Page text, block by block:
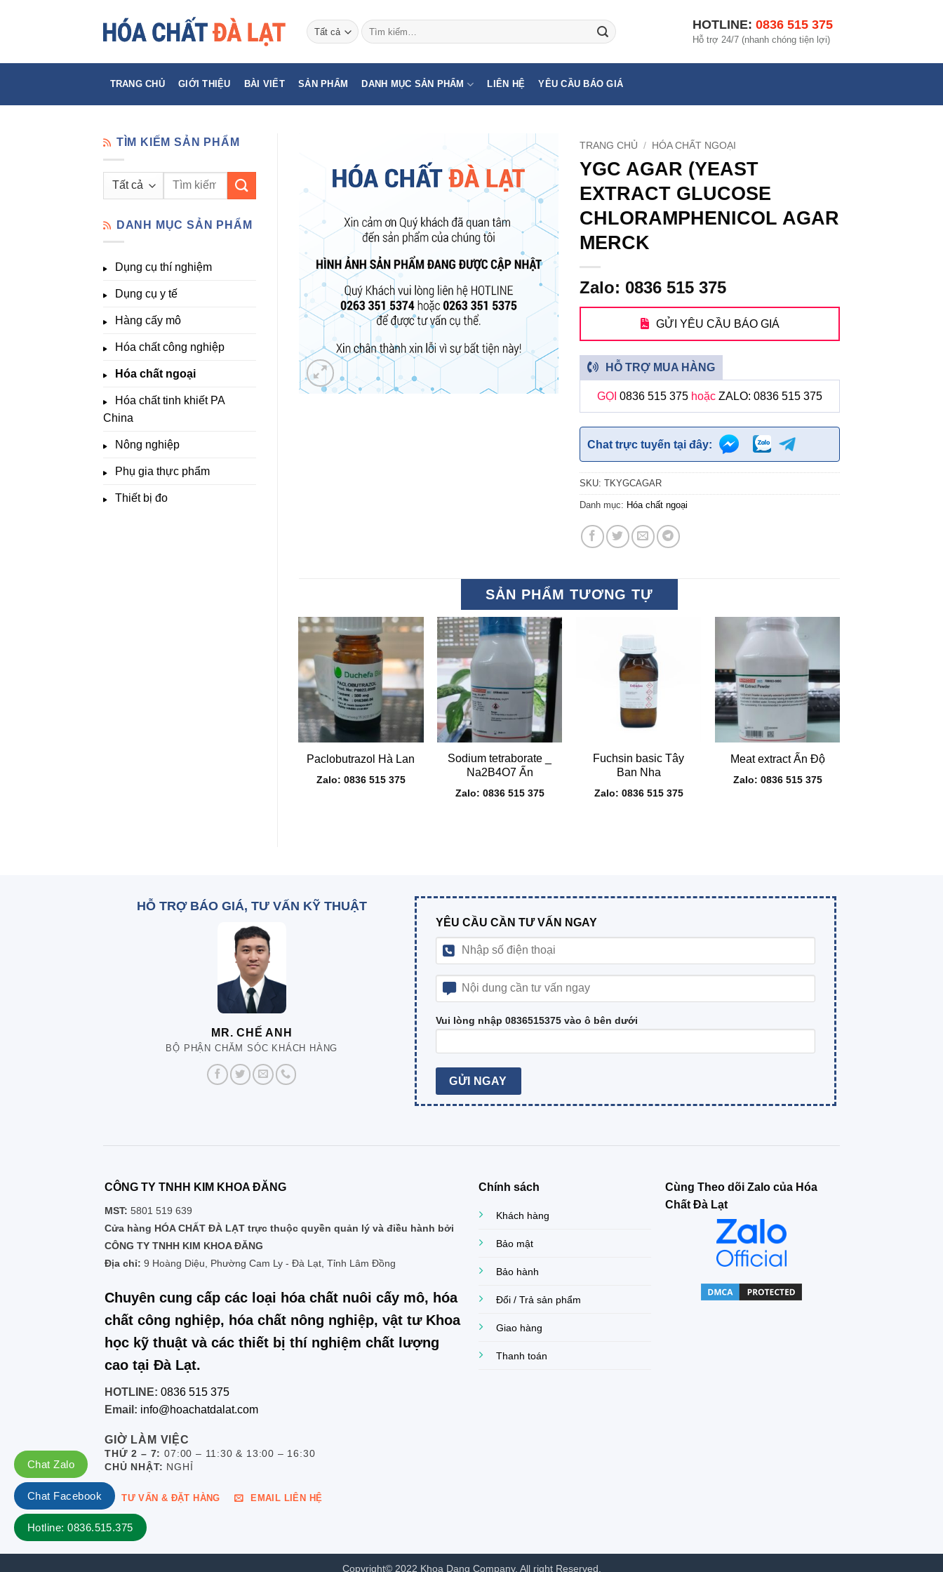
Chat Zalo
Chat Facebook
Hotline: 0836.515.375
Tìm
kiếm:
HOTLINE: 0836 515 375
Hỗ trợ 24/7 (nhanh chóng tiện lợi)
TRANG CHỦ GIỚI THIỆU BÀI VIẾT SẢN PHẨM DANH MỤC SẢN PHẨM LIÊN HỆ YÊU CẦU BÁO GIÁ
TÌM KIẾM SẢN PHẨM
Tìm
DANH MỤC SẢN PHẨM
Dụng cụ thí nghiệm
Dụng cụ y tế
Hàng cấy mô
Hóa chất công nghiệp
Hóa chất ngoại
Hóa chất tinh khiết PA
China
Nông nghiệp
Phụ gia thực phẩm
Thiết bị đo
TRANG CHỦ / HÓA CHẤT NGOẠI
YGC AGAR (YEAST
EXTRACT GLUCOSE
CHLORAMPHENICOL AGAR
MERCK
Zalo: 0836 515 375
GỬI YÊU CẦU BÁO GIÁ
HỖ TRỢ MUA HÀNG
GỌI0836 515 375 hoặcZALO: 0836 515 375
Chat trực tuyến tại đây:
SKU:TKYGCAGAR
Danh mục: Hóa chất ngoại
SẢN PHẨM TƯƠNG TỰ
+
Paclobutrazol Hà Lan
Zalo: 0836 515 375
+
Sodium tetraborate _
Na2B4O7 Ấn
Zalo: 0836 515 375
Fuchsin basic Tây
Ban Nha
Zalo: 0836 515 375
+
Meat extract Ấn Độ
Zalo: 0836 515 375
HỖ TRỢ BÁO GIÁ, TƯ VẤN KỸ THUẬT
MR. CHẾ ANH
BỘ PHẬN CHĂM SÓC KHÁCH HÀNG
YÊU CẦU CẦN TƯ VẤN NGAY
Vui lòng nhập 0836515375 vào ô bên dưới
CÔNG TY TNHH KIM KHOA ĐĂNG
MST: 5801 519 639
Cửa hàng HÓA CHẤT ĐÀ LẠT trực thuộc quyền quản lý và điều hành bởi
CÔNG TY TNHH KIM KHOA ĐĂNG
Địa chỉ: 9 Hoàng Diệu, Phường Cam Ly - Đà Lạt, Tỉnh Lâm Đồng
Chuyên cung cấp các loại hóa chất nuôi cấy mô, hóa
chất công nghiệp, hóa chất nông nghiệp, vật tư Khoa
học kỹ thuật và các thiết bị thí nghiệm chất lượng
cao tại Đà Lạt.
HOTLINE: 0836 515 375
Email: info@hoachatdalat.com
GIỜ LÀM VIỆC
THỨ 2 – 7:07:00 – 11:30 & 13:00 – 16:30
CHỦ NHẬT: NGHỈ
TƯ VẤN & ĐẶT HÀNG EMAIL LIÊN HỆ
Chính sách
Khách hàng
Bảo mật
Bảo hành
Đổi / Trả sản phẩm
Giao hàng
Thanh toán
Cùng Theo dõi Zalo của Hóa
Chất Đà Lạt
Copyright© 2022 Khoa Dang Company. All right Reserved.